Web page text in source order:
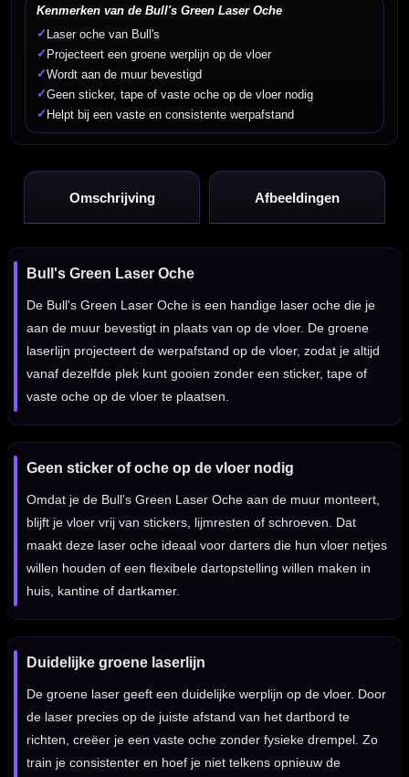
Kenmerken van de Bull's Green Laser Oche
✓ Laser oche van Bull's
✓ Projecteert een groene werplijn op de vloer
✓Wordt aan de muur bevestigd
✓Geen sticker, tape of vaste oche op de vloer nodig
✓ Helpt bij een vaste en consistente werpafstand
Omschrijving Afbeeldingen
Bull's Green Laser Oche
De Bull's Green Laser Oche is een handige laser oche die je
aan de muur bevestigt in plaats van op de vloer. De groene
laserlijn projecteert de werpafstand op de vloer, zodat je altijd
vanaf dezelfde plek kunt gooien zonder een sticker, tape of
vaste oche op de vloer te plaatsen.
Geen sticker of oche op de vloer nodig
Omdat je de Bull's Green Laser Oche aan de muur monteert,
blijft je vloer vrij van stickers, lijmresten of schroeven. Dat
maakt deze laser oche ideaal voor darters die hun vloer netjes
willen houden of een flexibele dartopstelling willen maken in
huis, kantine of dartkamer.
Duidelijke groene laserlijn
De groene laser geeft een duidelijke werplijn op de vloer. Door
de laser precies op de juiste afstand van het dartbord te
richten, creëer je een vaste oche zonder fysieke drempel. Zo
train je consistenter en hoef je niet telkens opnieuw de